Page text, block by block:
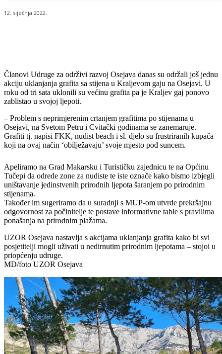
12. siječnja 2022.
Članovi Udruge za održivi razvoj Osejava danas su održali još jednu
akciju uklanjanja grafita sa stijena u Kraljevom gaju na Osejavi. U
roku od tri sata uklonili su većinu grafita pa je Kraljev gaj ponovo
zablistao u svojoj ljepoti.
– Problem s neprimjerenim crtanjem grafitima po stijenama u
Osejavi, na Svetom Petru i Cvitački godinama se zanemaruje.
Grafiti tj. napisi FKK, nudist beach i sl. djelo su frustriranih kupača
koji na ovaj način ‘obilježavaju’ svoje mjesto pod suncem.
Apeliramo na Grad Makarsku i Turističku zajednicu te na Općinu
Tučepi da odrede zone za nudiste te iste označe kako bismo izbjegli
uništavanje jedinstvenih prirodnih ljepota šaranjem po prirodnim
stijenama.
Također im sugeriramo da u suradnji s MUP-om utvrde prekršajnu
odgovornost za počinitelje te postave informativne table s pravilima
ponašanja na prirodnim plažama.
UZOR Osejava nastavlja s akcijama uklanjanja grafita kako bi svi
posjetitelji mogli uživati u nedirnutim prirodnim ljepotama – stojoi u
priopćenju udruge.
MD/foto UZOR Osejava